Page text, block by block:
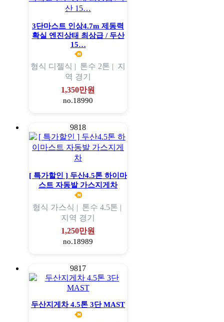
3단마스트 인상4.7m 제동력
확실 엔진상태 최상급 / 두산
15…
형식 디젤식 | 톤수 2톤 | 지
역 경기
1,350만원
no.18990
9818
[ 특가할인 ] 두산4.5톤 하이마
스트 자동발 가스지게차
형식 가스식 | 톤수 4.5톤 |
지역 경기
1,250만원
no.18989
9817
두산지게차 4.5톤 3단 MAST